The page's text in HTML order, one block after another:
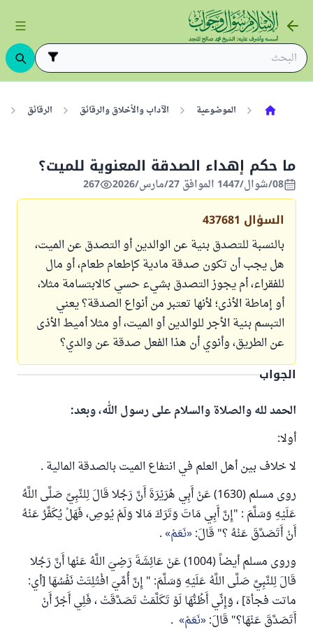
الموضوعية الآداب والأخلاق والرقائق الرقائق
ما حكم إهداء الصدقة المعنوية للميت؟
08/شوال/1447 الموافق 27/مارس/2026 267
السؤال 437681
بالنسبة للتصدق بنية عن الوالدين أو التصدق عن الميت،
هل يجب أن تكون صدقة مادية كإطعام طعام، أو مال
للفقراء، أم يجوز التصدق بشيء حسي كالابتسامة مثلا،
أو إماطة الأذى؛ لأنها تعتبر من أنواع الصدقة؟ يعني
التبسم بنية الأجر للوالدين أو الميت، أو مثلا أميط الأذى
عن الطريق، وأنوي أن هذا الفعل صدقة عن والدي؟
الجواب
الحمد لله والصلاة والسلام على رسول الله، وبعد:
أولا:
لا خلاف بين أهل العلم في انتفاع الميت بالصدقة المالية .
روى مسلم (1630) عَنْ أَبِي هُرَيْرَةَ أَنَّ رَجُلا قَالَ لِلنَّبِيِّ صَلَّى اللَّهُ
عَلَيْهِ وَسَلَّمَ : "إِنَّ أَبِي مَاتَ وَتَرَكَ مَالا وَلَمْ يُوصِ، فَهَلْ يُكَفِّرُ عَنْهُ
أَنْ أَتَصَدَّقَ عَنْهُ ؟" قَالَ: نَعَمْ .
وروى مسلم أيضاً (1004) عَنْ عَائِشَةَ رَضِيَ اللَّهُ عَنْها أَنَّ رَجُلا
قَالَ لِلنَّبِيِّ صَلَّى اللَّهُ عَلَيْهِ وَسَلَّمَ: " إِنَّ أُمِّيَ افْتُلِتَتْ نَفْسُهَا [أي:
ماتت فجأة] ، وَإِنِّي أَظُنُّهَا لَوْ تَكَلَّمَتْ تَصَدَّقَتْ ، فَلِي أَجْرٌ أَنْ
أَتَصَدَّقَ عَنْهَا؟" قَالَ: نَعَمْ .